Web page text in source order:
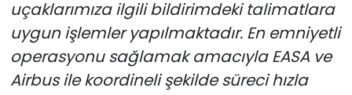
uçaklarımıza ilgili bildirimdeki talimatlara
uygun işlemler yapılmaktadır. En emniyetli
operasyonu sağlamak amacıyla EASA ve
Airbus ile koordineli şekilde süreci hızla